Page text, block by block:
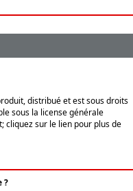
distribué et est sous droits
sous la license générale
cliquez sur le lien pour plus de
?